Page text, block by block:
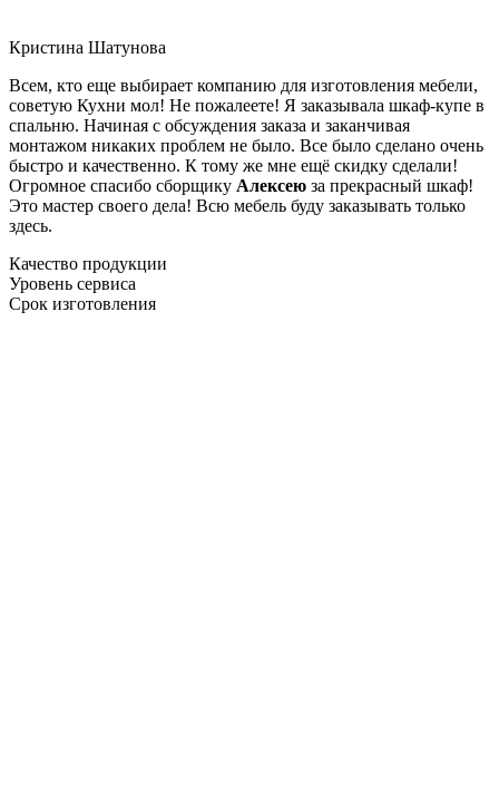
Кристина Шатунова
Всем, кто еще выбирает компанию для изготовления мебели,
советую Кухни мол! Не пожалеете! Я заказывала шкаф-купе в
спальню. Начиная с обсуждения заказа и заканчивая
монтажом никаких проблем не было. Все было сделано очень
быстро и качественно. К тому же мне ещё скидку сделали!
Огромное спасибо сборщику Алексею за прекрасный шкаф!
Это мастер своего дела! Всю мебель буду заказывать только
здесь.
Качество продукции
Уровень сервиса
Срок изготовления